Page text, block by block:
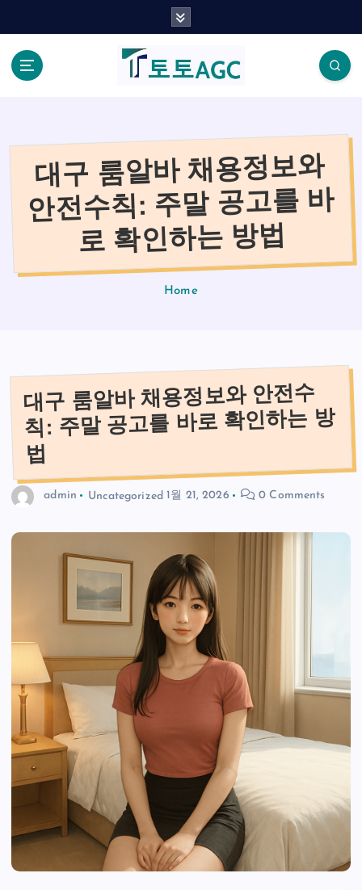
대구 룸알바 채용정보와
안전수칙: 주말 공고를 바
로 확인하는 방법
Home
대구 룸알바 채용정보와 안전수
칙: 주말 공고를 바로 확인하는 방
법
admin Uncategorized 1월 21, 2026 0 Comments